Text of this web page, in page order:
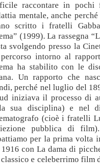
raccontare in
mentale, anche
scritto i fratelli
(1999). La rassegna
svolgendo presso la
intorno al
ha stabilito con le
Un rapporto che
perché nel luglio del
iniziava il processo di
sua disciplina) e nel
(cioè i fratelli
pubblica di
per la prima volta
con La dama di
e celeberrimo film